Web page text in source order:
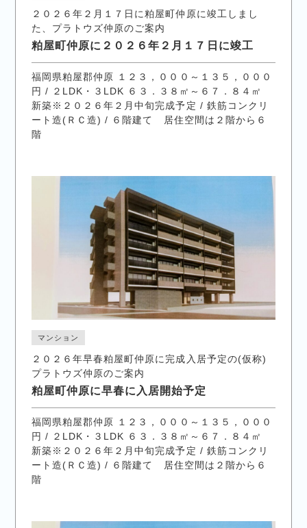
２０２６年２月１７日に粕屋町仲原に竣工しまし
た、プラトウズ仲原のご案内
粕屋町仲原に２０２６年２月１７日に竣工
福岡県粕屋郡仲原 １２３，０００～１３５，０００
円 / ２LDK・３LDK ６３．３８㎡～６７．８４㎡
新築※２０２６年２月中旬完成予定 / 鉄筋コンクリ
ート造(ＲＣ造) / ６階建て 居住空間は２階から６
階
マンション
２０２６年早春粕屋町仲原に完成入居予定の(仮称)
プラトウズ仲原のご案内
粕屋町仲原に早春に入居開始予定
福岡県粕屋郡仲原 １２３，０００～１３５，０００
円 / ２LDK・３LDK ６３．３８㎡～６７．８４㎡
新築※２０２６年２月中旬完成予定 / 鉄筋コンクリ
ート造(ＲＣ造) / ６階建て 居住空間は２階から６
階